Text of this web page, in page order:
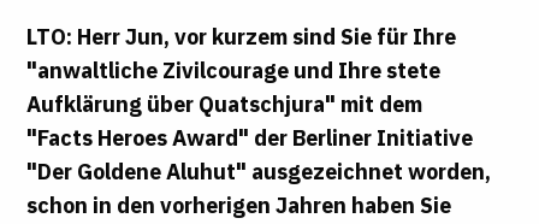
LTO: Herr Jun, vor kurzem sind Sie für Ihre
"anwaltliche Zivilcourage und Ihre stete
Aufklärung über Quatschjura" mit dem
"Facts Heroes Award" der Berliner Initiative
"Der Goldene Aluhut" ausgezeichnet worden,
schon in den vorherigen Jahren haben Sie